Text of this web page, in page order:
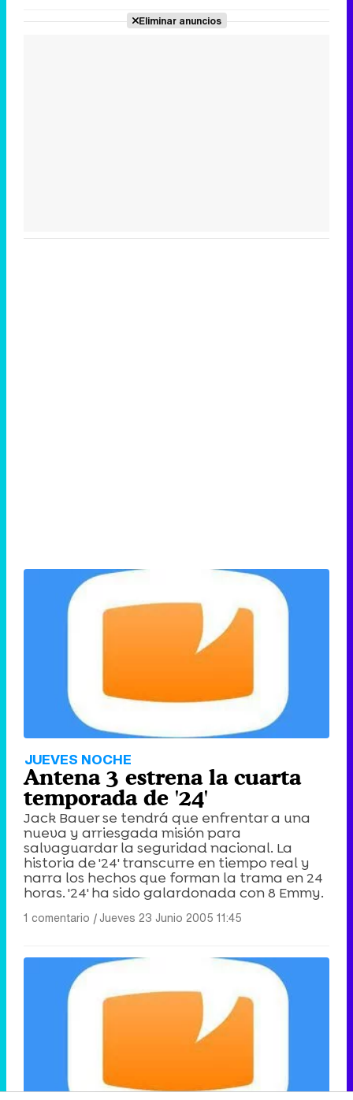
Eliminar anuncios
JUEVES NOCHE
Antena 3 estrena la cuarta
temporada de '24'
Jack Bauer se tendrá que enfrentar a una
nueva y arriesgada misión para
salvaguardar la seguridad nacional. La
historia de '24' transcurre en tiempo real y
narra los hechos que forman la trama en 24
horas. '24' ha sido galardonada con 8 Emmy.
1 comentario |Jueves 23 Junio 2005 11:45